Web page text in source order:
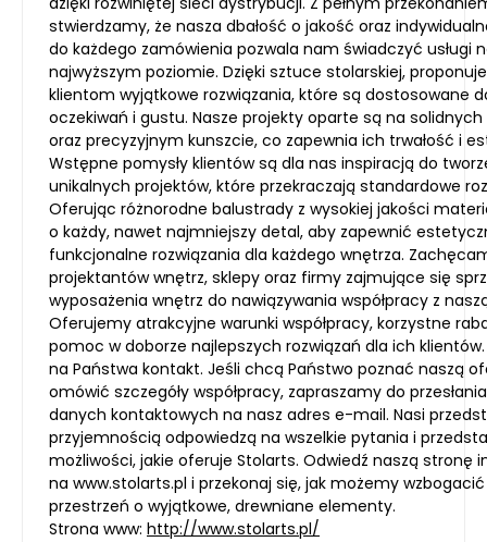
stwierdzamy, że nasza dbałość o jakość oraz
do każdego zamówienia pozwala nam świadczyć usługi
najwyższym poziomie. Dzięki sztuce stolarskiej,
klientom wyjątkowe rozwiązania, które są dostosowane
oczekiwań i gustu. Nasze projekty oparte są na
oraz precyzyjnym kunszcie, co zapewnia ich trwałość i
Wstępne pomysły klientów są dla nas inspiracją do
unikalnych projektów, które przekraczają standardowe
Oferując różnorodne balustrady z wysokiej jakości
o każdy, nawet najmniejszy detal, aby zapewnić
funkcjonalne rozwiązania dla każdego wnętrza.
projektantów wnętrz, sklepy oraz firmy zajmujące się
wyposażenia wnętrz do nawiązywania współpracy z
Oferujemy atrakcyjne warunki współpracy, korzystne
pomoc w doborze najlepszych rozwiązań dla ich
na Państwa kontakt. Jeśli chcą Państwo poznać naszą
omówić szczegóły współpracy, zapraszamy do
danych kontaktowych na nasz adres e-mail. Nasi
przyjemnością odpowiedzą na wszelkie pytania i
możliwości, jakie oferuje Stolarts. Odwiedź naszą stronę
na www.stolarts.pl i przekonaj się, jak możemy
przestrzeń o wyjątkowe, drewniane elementy.
Strona www: http://www.stolarts.pl/